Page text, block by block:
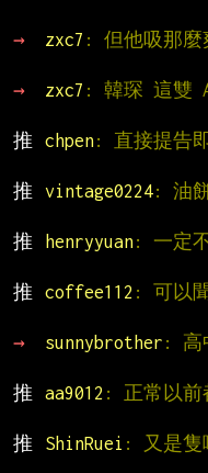
→
zxc7 : 但他吸那麼
→
zxc7 : 韓琛 這雙
推
chpen: 直接提告
推
vintage0224: 油
推
henryyuan: 一定
推
coffee112 : 可以
→
sunnybrother : 高
推
aa9012 : 正常以前
推
ShinRuei : 又是隻